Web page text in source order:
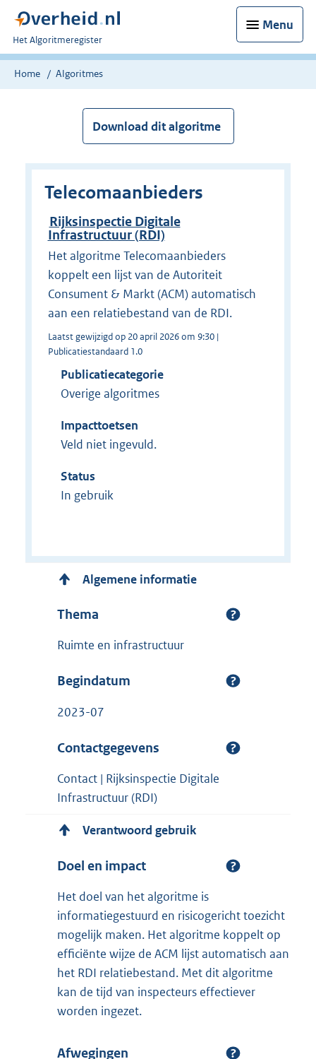
Menu
U
bent
nu
Het Algoritmeregister
Home Algoritmes
Download dit algoritme
Telecomaanbieders
Rijksinspectie Digitale
Infrastructuur (RDI)
Het algoritme Telecomaanbieders
koppelt een lijst van de Autoriteit
Consument & Markt (ACM) automatisch
aan een relatiebestand van de RDI.
Laatst gewijzigd op 20 april 2026 om 9:30 |
Publicatiestandaard 1.0
Publicatiecategorie
Overige algoritmes
Impacttoetsen
Veld niet ingevuld.
Status
In gebruik
Algemene informatie
Thema
Ruimte en infrastructuur
Begindatum
2023-07
Contactgegevens
Contact | Rijksinspectie Digitale
Infrastructuur (RDI)
Verantwoord gebruik
Doel en impact
Het doel van het algoritme is
informatiegestuurd en risicogericht toezicht
mogelijk maken. Het algoritme koppelt op
efficiënte wijze de ACM lijst automatisch aan
het RDI relatiebestand. Met dit algoritme
kan de tijd van inspecteurs effectiever
worden ingezet.
Afwegingen